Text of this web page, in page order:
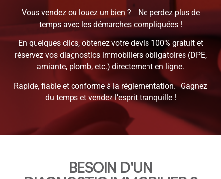
Vous vendez ou louez un bien ? Ne perdez plus de
temps avec les démarches compliquées !
En quelques clics, obtenez votre devis 100% gratuit et
réservez vos diagnostics immobiliers obligatoires (DPE,
amiante, plomb, etc.) directement en ligne.
Rapide, fiable et conforme à la réglementation. Gagnez
du temps et vendez l’esprit tranquille !
BESOIN D'UN